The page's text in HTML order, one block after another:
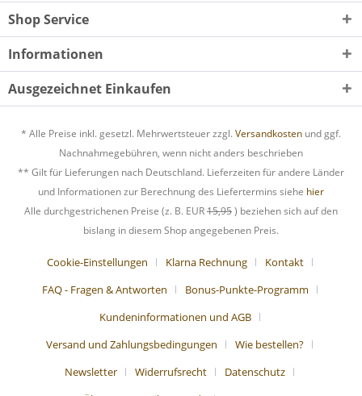
Shop Service
Informationen
Ausgezeichnet Einkaufen
* Alle Preise inkl. gesetzl. Mehrwertsteuer zzgl. Versandkosten und ggf.
Nachnahmegebühren, wenn nicht anders beschrieben
** Gilt für Lieferungen nach Deutschland. Lieferzeiten für andere Länder
und Informationen zur Berechnung des Liefertermins siehe hier
Alle durchgestrichenen Preise (z. B. EUR15,95) beziehen sich auf den
bislang in diesem Shop angegebenen Preis.
Cookie-Einstellungen Klarna Rechnung
Kontakt
FAQ - Fragen & Antworten
Bonus-Punkte-Programm
Kundeninformationen und AGB
Versand und Zahlungsbedingungen
Wie bestellen?
Newsletter
Widerrufsrecht
Datenschutz